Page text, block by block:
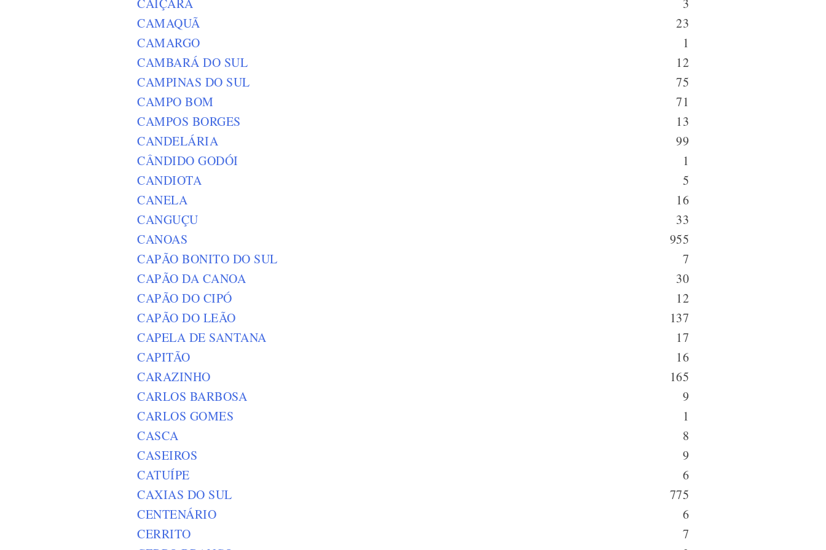
CAIÇARA
3
CAMAQUÃ
23
CAMARGO
1
CAMBARÁ DO SUL
12
CAMPINAS DO SUL
75
CAMPO BOM
71
CAMPOS BORGES
13
CANDELÁRIA
99
CÂNDIDO GODÓI
1
CANDIOTA
5
CANELA
16
CANGUÇU
33
CANOAS
955
CAPÃO BONITO DO SUL
7
CAPÃO DA CANOA
30
CAPÃO DO CIPÓ
12
CAPÃO DO LEÃO
137
CAPELA DE SANTANA
17
CAPITÃO
16
CARAZINHO
165
CARLOS BARBOSA
9
CARLOS GOMES
1
CASCA
8
CASEIROS
9
CATUÍPE
6
CAXIAS DO SUL
775
CENTENÁRIO
6
CERRITO
7